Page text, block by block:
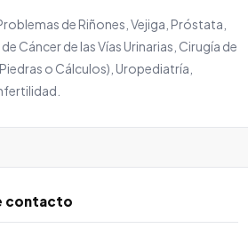
de Riñones, Vejiga, Próstata,
Cáncer de las Vías Urinarias, Cirugía de
o Cálculos), Uropediatría,
contacto